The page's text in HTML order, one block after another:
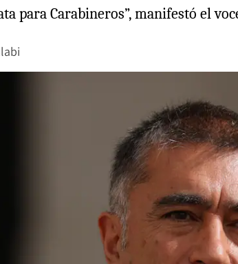
para Carabineros”, manifestó el